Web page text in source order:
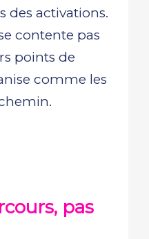
des activations.
contente pas
points de
comme les
pas